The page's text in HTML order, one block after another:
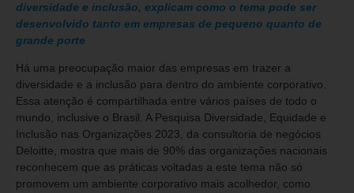
diversidade e inclusão, explicam como o tema pode ser
desenvolvido tanto em empresas de pequeno quanto de
grande porte
Há uma preocupação maior das empresas em trazer a
diversidade e a inclusão para dentro do ambiente corporativo.
Essa atenção é compartilhada entre vários países de todo o
mundo, inclusive o Brasil. A Pesquisa Diversidade, Equidade e
Inclusão nas Organizações 2023, da consultoria de negócios
Deloitte, mostra que mais de 90% das organizações nacionais
reconhecem que as práticas voltadas a este tema não só
promovem um ambiente corporativo mais acolhedor, como